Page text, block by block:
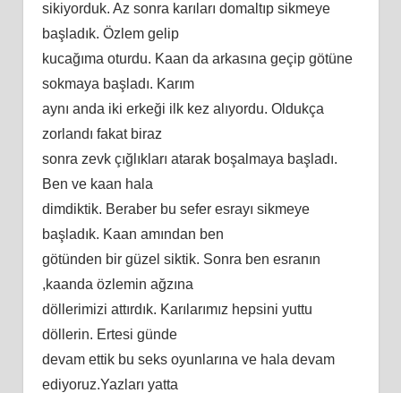
sikiyorduk. Az sonra karıları domaltıp sikmeye
başladık. Özlem gelip
kucağıma oturdu. Kaan da arkasına geçip götüne
sokmaya başladı. Karım
aynı anda iki erkeği ilk kez alıyordu. Oldukça
zorlandı fakat biraz
sonra zevk çığlıkları atarak boşalmaya başladı.
Ben ve kaan hala
dimdiktik. Beraber bu sefer esrayı sikmeye
başladık. Kaan amından ben
götünden bir güzel siktik. Sonra ben esranın
,kaanda özlemin ağzına
döllerimizi attırdık. Karılarımız hepsini yuttu
döllerin. Ertesi günde
devam ettik bu seks oyunlarına ve hala devam
ediyoruz.Yazları yatta